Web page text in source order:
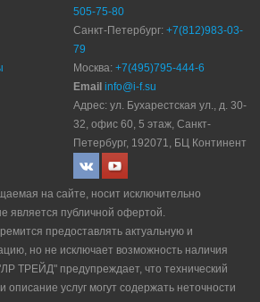
505-75-80
Санкт-Петербург: +7(812)983-03-
79
Москва: +7(495)795-444-6
Email info@i-f.su
Адрес: ул. Бухарестская ул., д. 30-
32, офис 60, 5 этаж, Санкт-
Петербург, 192071, БЦ Континент
на сайте, носит исключительно
является публичной офертой.
предоставлять актуальную и
но не исключает возможность наличия
ТРЕЙД" прeдупрeждaeт, что технический
описание услуг могут содержать неточности